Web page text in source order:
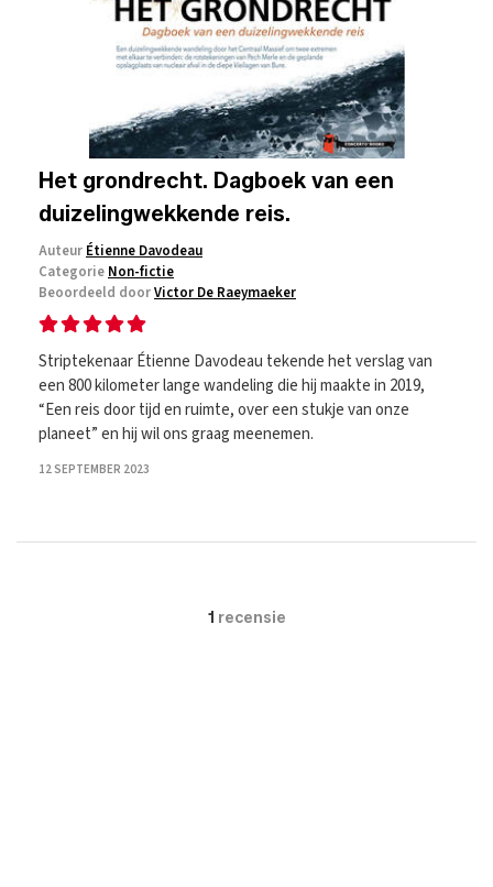
Het grondrecht. Dagboek van een
duizelingwekkende reis.
Auteur Étienne Davodeau
Categorie Non-fictie
Beoordeeld doorVictor De Raeymaeker
Striptekenaar Étienne Davodeau tekende het verslag van
een 800 kilometer lange wandeling die hij maakte in 2019,
“Een reis door tijd en ruimte, over een stukje van onze
planeet” en hij wil ons graag meenemen.
12 SEPTEMBER 2023
1 recensie